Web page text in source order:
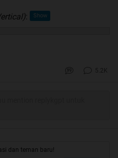
:
5.2K
dan teman baru!